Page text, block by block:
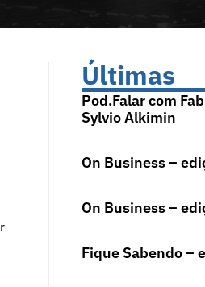
Últimas
Pod.Falar com
Sylvio Alkimin
On Business –
On Business –
Fique Sabendo –